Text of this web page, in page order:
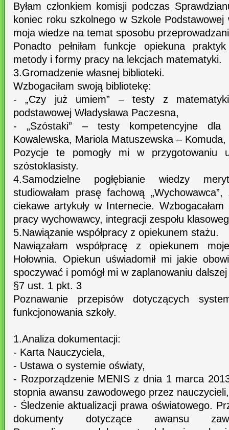
Byłam członkiem komisji podczas
koniec roku szkolnego w Szkole Podstawowej
moja wiedze na temat sposobu
Ponadto pełniłam funkcje opiekuna
metody i formy pracy na lekcjach matematyki.
3.Gromadzenie własnej biblioteki.
Wzbogaciłam swoją bibliotekę:
- „Czy już umiem” – testy z
podstawowej Władysława Paczesna,
- „Szóstaki” – testy kompetencyjne dla
Kowalewska, Mariola Matuszewska –
Pozycje te pomogły mi w przygotowaniu
szóstoklasisty.
4.Samodzielne pogłębianie wiedzy
studiowałam prasę fachową „Wychowawca”,
ciekawe artykuły w Internecie.
pracy wychowawcy, integracji zespołu
5.Nawiązanie współpracy z opiekunem stażu.
Nawiązałam współpracę z opiekunem
Hołownia. Opiekun uświadomił mi jakie
spoczywać i pomógł mi w zaplanowaniu
§7 ust. 1 pkt. 3
Poznawanie przepisów dotyczących
funkcjonowania szkoły.
1.Analiza dokumentacji:
- Karta Nauczyciela,
- Ustawa o systemie oświaty,
- Rozporządzenie MENIS z dnia 1 marca
stopnia awansu zawodowego przez nauczycieli,
- Śledzenie aktualizacji prawa oświatowego.
dokumenty dotyczące awansu